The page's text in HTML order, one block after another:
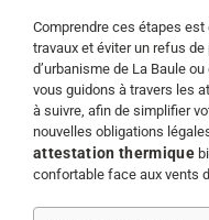
Comprendre ces étapes
travaux et éviter un refus
d’urbanisme de La Baule
vous guidons à travers les
à suivre, afin de simplifier
nouvelles obligations
attestation thermique
confortable face aux vents